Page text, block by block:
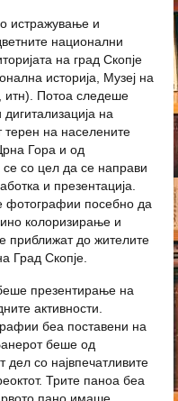
истражување и
национални
на град Скопје
историја, Музеј на
итн). Потоа следеше
на
на населените
Гора и од
со цел да се направи
и презентација.
фотографии посебно да
колоризирање и
приближат до жителите
Град Скопје.
презентирање на
активности.
беа поставени на
беше од
дел со највпечатливите
Трите паноа беа